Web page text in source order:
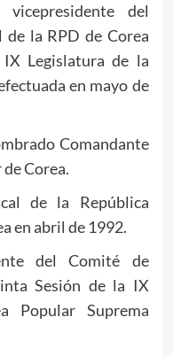
del
la RPD de Corea
Legislatura de la
en mayo de
Comandante
Corea.
de la República
en abril de 1992.
del Comité de
Sesión de la IX
Popular Suprema